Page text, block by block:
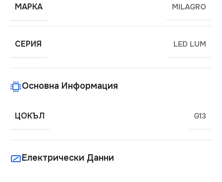
МАРКА MILAGRO
СЕРИЯ LED LUM
Основна Информация
ЦОКЪЛ G13
Електрически Данни